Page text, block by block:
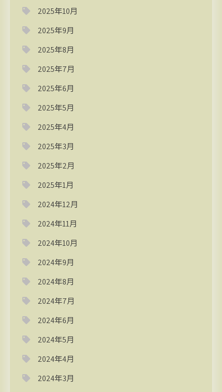
2025年10月
2025年9月
2025年8月
2025年7月
2025年6月
2025年5月
2025年4月
2025年3月
2025年2月
2025年1月
2024年12月
2024年11月
2024年10月
2024年9月
2024年8月
2024年7月
2024年6月
2024年5月
2024年4月
2024年3月